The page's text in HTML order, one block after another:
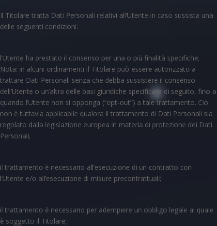
Il Titolare tratta Dati Personali relativi all’Utente in caso sussista una
delle seguenti condizioni:
l’Utente ha prestato il consenso per una o più finalità specifiche;
Nota: in alcuni ordinamenti il Titolare può essere autorizzato a
trattare Dati Personali senza che debba sussistere il consenso
dell’Utente o un’altra delle basi giuridiche specificate di seguito, fino a
quando l’Utente non si opponga (“opt-out”) a tale trattamento. Ciò
non è tuttavia applicabile qualora il trattamento di Dati Personali sia
regolato dalla legislazione europea in materia di protezione dei Dati
Personali;
il trattamento è necessario all’esecuzione di un contratto con
l’Utente e/o all’esecuzione di misure precontrattuali;
il trattamento è necessario per adempiere un obbligo legale al quale
è soggetto il Titolare;